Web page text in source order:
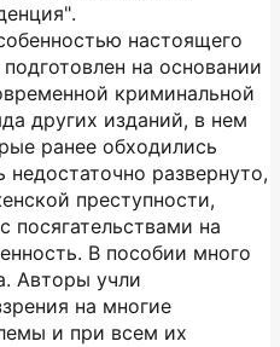
настоящего
на основании
криминальной
других изданий, в нем
ранее обходились
развернуто,
преступности,
посягательствами на
В пособии много
Авторы учли
на многие
и при всем их